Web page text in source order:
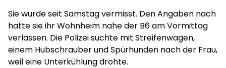
Sie wurde seit Samstag vermisst. Den Angaben nach
hatte sie ihr Wohnheim nahe der B6 am Vormittag
verlassen. Die Polizei suchte mit Streifenwagen,
einem Hubschrauber und Spürhunden nach der Frau,
weil eine Unterkühlung drohte.